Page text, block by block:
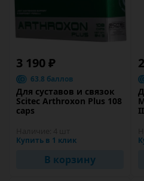
3 190 ₽
63.8 баллов
Для суставов и связок
Scitec Arthroxon Plus 108
caps
Купить в 1 клик
В корзину